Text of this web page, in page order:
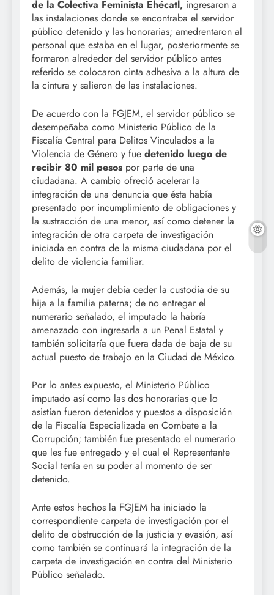
de la Colectiva Feminista Ehécatl, ingresaron a
las instalaciones donde se encontraba el servidor
público detenido y las honorarias; amedrentaron al
personal que estaba en el lugar, posteriormente se
formaron alrededor del servidor público antes
referido se colocaron cinta adhesiva a la altura de
la cintura y salieron de las instalaciones.
De acuerdo con la FGJEM, el servidor público se
desempeñaba como Ministerio Público de la
Fiscalía Central para Delitos Vinculados a la
Violencia de Género y fue detenido luego de
recibir 80 mil pesos por parte de una
ciudadana. A cambio ofreció acelerar la
integración de una denuncia que ésta había
presentado por incumplimiento de obligaciones y
la sustracción de una menor, así como detener la
integración de otra carpeta de investigación
iniciada en contra de la misma ciudadana por el
delito de violencia familiar.
Además, la mujer debía ceder la custodia de su
hija a la familia paterna; de no entregar el
numerario señalado, el imputado la habría
amenazado con ingresarla a un Penal Estatal y
también solicitaría que fuera dada de baja de su
actual puesto de trabajo en la Ciudad de México.
Por lo antes expuesto, el Ministerio Público
imputado así como las dos honorarias que lo
asistían fueron detenidos y puestos a disposición
de la Fiscalía Especializada en Combate a la
Corrupción; también fue presentado el numerario
que les fue entregado y el cual el Representante
Social tenía en su poder al momento de ser
detenido.
Ante estos hechos la FGJEM ha iniciado la
correspondiente carpeta de investigación por el
delito de obstrucción de la justicia y evasión, así
como también se continuará la integración de la
carpeta de investigación en contra del Ministerio
Público señalado.